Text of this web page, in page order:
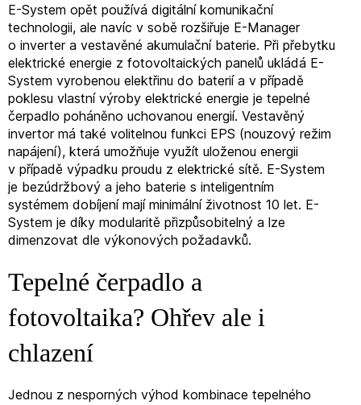
E-System opět používá digitální komunikační
technologii, ale navíc v sobě rozšiřuje E-Manager
o inverter a vestavěné akumulační baterie. Při přebytku
elektrické energie z fotovoltaických panelů ukládá E-
System vyrobenou elektřinu do baterií a v případě
poklesu vlastní výroby elektrické energie je tepelné
čerpadlo poháněno uchovanou energií. Vestavěný
invertor má také volitelnou funkci EPS (nouzový režim
napájení), která umožňuje využít uloženou energii
v případě výpadku proudu z elektrické sítě. E-System
je bezúdržbový a jeho baterie s inteligentním
systémem dobíjení mají minimální životnost 10 let. E-
System je díky modularitě přizpůsobitelný a lze
dimenzovat dle výkonových požadavků.
Tepelné čerpadlo a
fotovoltaika? Ohřev ale i
chlazení
Jednou z nesporných výhod kombinace tepelného